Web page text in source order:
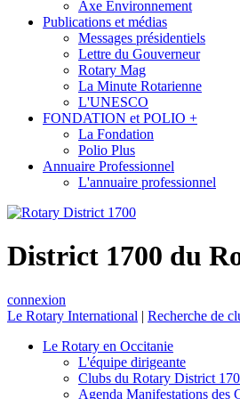
Axe Environnement
Publications et médias
Messages présidentiels
Lettre du Gouverneur
Rotary Mag
La Minute Rotarienne
L'UNESCO
FONDATION et POLIO +
La Fondation
Polio Plus
Annuaire Professionnel
L'annuaire professionnel
District 1700 du
connexion
Le Rotary International | Recherche de
Le Rotary en Occitanie
L'équipe dirigeante
Clubs du Rotary District
Agenda Manifestations des